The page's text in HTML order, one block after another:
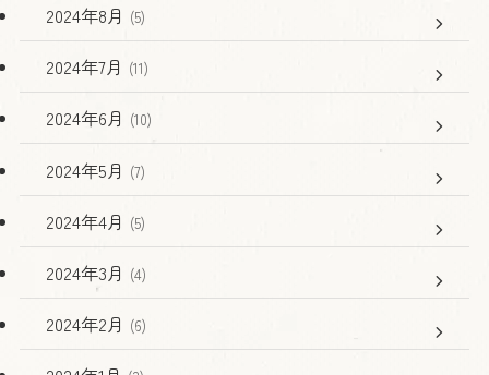
2024年8月 (5)
2024年7月 (11)
2024年6月 (10)
2024年5月 (7)
2024年4月 (5)
2024年3月 (4)
2024年2月 (6)